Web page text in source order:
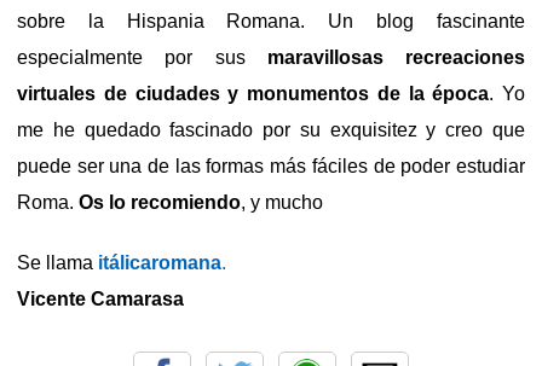
sobre la Hispania Romana. Un blog fascinante
especialmente por sus maravillosas recreaciones
virtuales de ciudades y monumentos de la época. Yo
me he quedado fascinado por su exquisitez y creo que
puede ser una de las formas más fáciles de poder estudiar
Roma. Os lo recomiendo, y mucho
Se llama itálicaromana.
Vicente Camarasa